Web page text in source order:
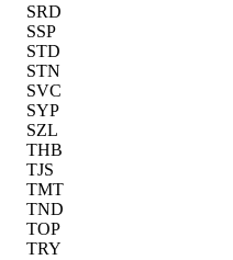
SRD
SSP
STD
STN
SVC
SYP
SZL
THB
TJS
TMT
TND
TOP
TRY